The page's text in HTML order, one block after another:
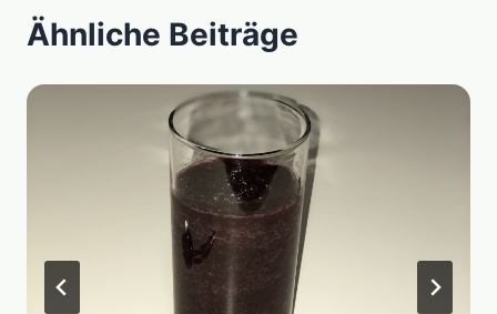
Ähnliche Beiträge